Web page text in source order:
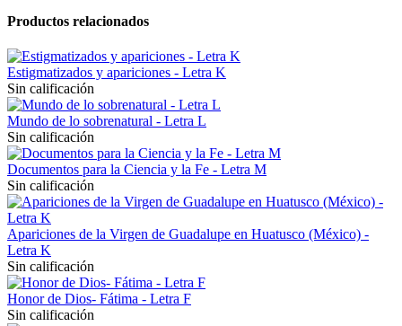
Productos relacionados
Estigmatizados y apariciones - Letra K
Sin calificación
Mundo de lo sobrenatural - Letra L
Sin calificación
Documentos para la Ciencia y la Fe - Letra M
Sin calificación
Apariciones de la Virgen de Guadalupe en Huatusco (México) -
Letra K
Sin calificación
Honor de Dios- Fátima - Letra F
Sin calificación